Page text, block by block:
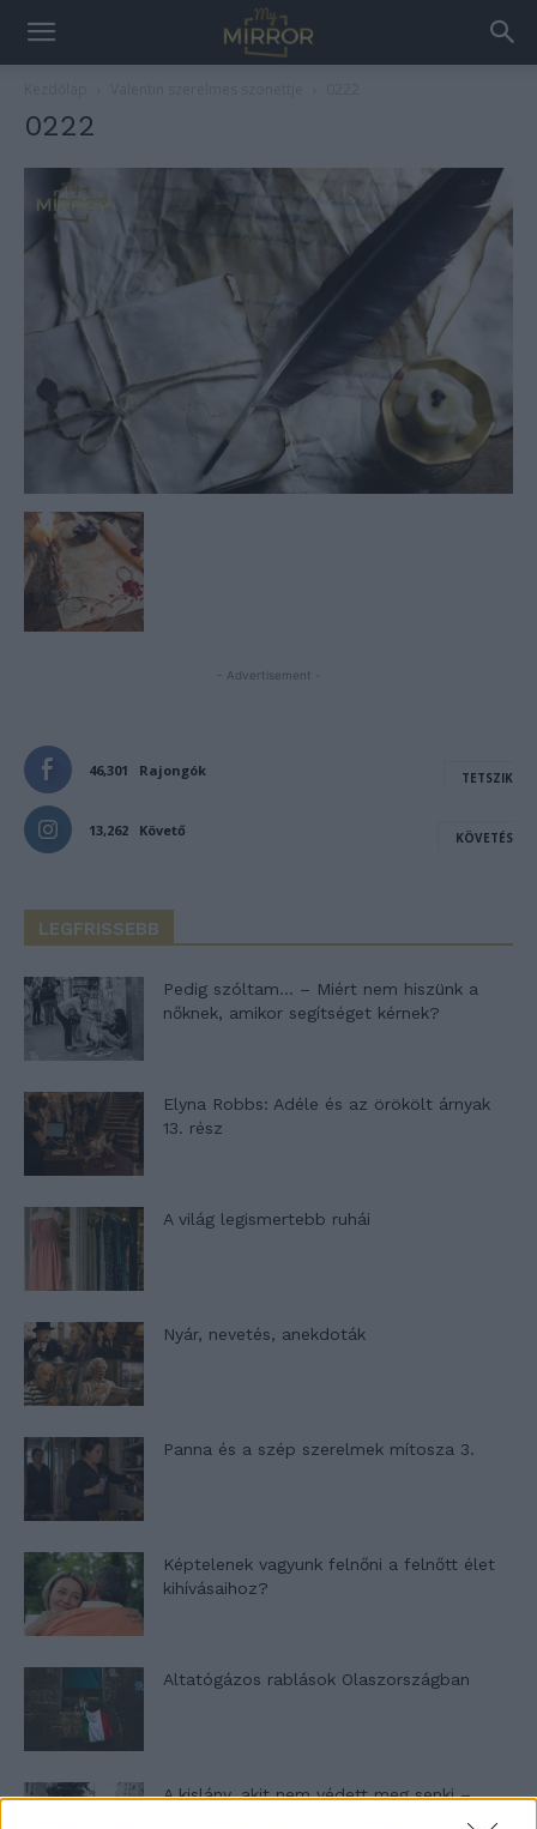
0222
- Advertisement -
46,301 Rajongók TETSZIK
13,262 Követő KÖVETÉS
LEGFRISSEBB
Pedig szóltam… – Miért nem hiszünk a
nőknek, amikor segítséget kérnek?
Elyna Robbs: Adéle és az örökölt árnyak
13. rész
A világ legismertebb ruhái
Nyár, nevetés, anekdoták
Panna és a szép szerelmek mítosza 3.
Képtelenek vagyunk felnőni a felnőtt élet
kihívásaihoz?
Altatógázos rablások Olaszországban
A kislány, akit nem védett meg senki –